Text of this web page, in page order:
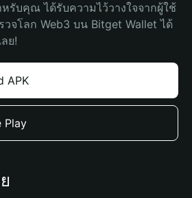
รับคุณ ได้รับความไว้วางใจจากผู้ใช้
จโลก Web3 บน Bitget Wallet ได้
ย!
APK
Play